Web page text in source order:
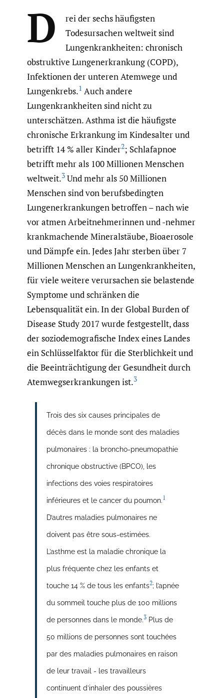
D
rei der sechs häufigsten
Todesursachen weltweit sind
Lungenkrankheiten: chronisch
obstruktive Lungenerkrankung (COPD),
Infektionen der unteren Atemwege und
Lungenkrebs.1 Auch andere
Lungenkrankheiten sind nicht zu
unterschätzen. Asthma ist die häufigste
chronische Erkrankung im Kindesalter und
betrifft 14 % aller Kinder2; Schlafapnoe
betrifft mehr als 100 Millionen Menschen
weltweit.3 Und mehr als 50 Millionen
Menschen sind von berufsbedingten
Lungenerkrankungen betroffen – nach wie
vor atmen Arbeitnehmerinnen und -nehmer
krankmachende Mineralstäube, Bioaerosole
und Dämpfe ein. Jedes Jahr sterben über 7
Millionen Menschen an Lungenkrankheiten,
für viele weitere verursachen sie belastende
Symptome und schränken die
Lebensqualität ein. In der Global Burden of
Disease Study 2017 wurde festgestellt, dass
der soziodemografische Index eines Landes
ein Schlüsselfaktor für die Sterblichkeit und
die Beeinträchtigung der Gesundheit durch
Atemwegserkrankungen ist.3
Trois des six causes principales de
décès dans le monde sont des maladies
pulmonaires : la broncho-pneumopathie
chronique obstructive (BPCO), les
infections des voies respiratoires
inférieures et le cancer du poumon.1
D’autres maladies pulmonaires ne
doivent pas être sous-estimées.
L’asthme est la maladie chronique la
plus fréquente chez les enfants et
touche 14 % de tous les enfants2; l’apnée
du sommeil touche plus de 100 millions
de personnes dans le monde.3Plus de
50 millions de personnes sont touchées
par des maladies pulmonaires en raison
de leur travail - les travailleurs
continuent d’inhaler des poussières